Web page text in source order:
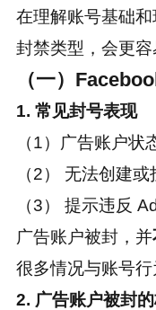
在理解账号基础
封禁类型，会更容
（一）
1. 常见封号表现
（1）广告账户状
（2） 无法创建
（3） 提示违反
广告账户被封，并
很多情况与账号行
2. 广告账户被封